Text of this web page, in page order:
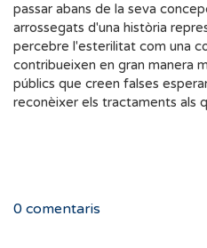
passar abans de la seva
arrossegats d'una història
percebre l'esterilitat com una
contribueixen en gran manera
públics que creen falses
reconèixer els tractaments als
0 comentaris